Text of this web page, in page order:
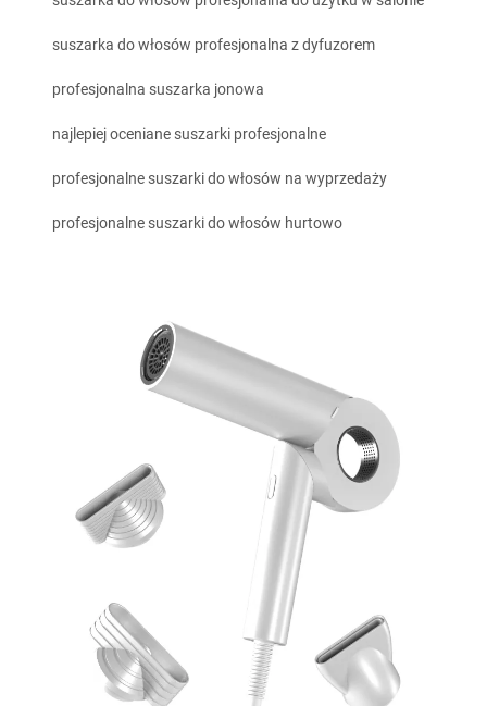
suszarka do włosów profesjonalna z dyfuzorem
profesjonalna suszarka jonowa
najlepiej oceniane suszarki profesjonalne
profesjonalne suszarki do włosów na wyprzedaży
profesjonalne suszarki do włosów hurtowo